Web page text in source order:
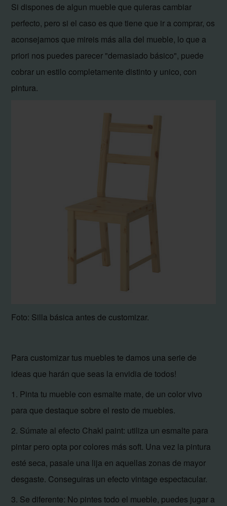
Si dispones de algun mueble que quieras cambiar
perfecto, pero si el caso es que tiene que ir a comprar, os
aconsejamos que mireis más alla del mueble, lo que a
priori nos puedes parecer "demasiado básico", puede
cobrar un estilo completamente distinto y unico, con
pintura.
Foto: Silla básica antes de customizar.
Para customizar tus muebles te damos una serie de
ideas que harán que seas la envidia de todos!
1. Pinta tu mueble con esmalte mate, de un color vivo
para que destaque sobre el resto de muebles.
2. Súmate al efecto Chakl paint: utiliza un esmalte para
pintar pero opta por colores más soft. Una vez la pintura
esté seca, pasale una lija en aquellas zonas de mayor
desgaste. Conseguiras un efecto vintage espectacular.
3. Se diferente: No pintes todo el mueble, puedes jugar a